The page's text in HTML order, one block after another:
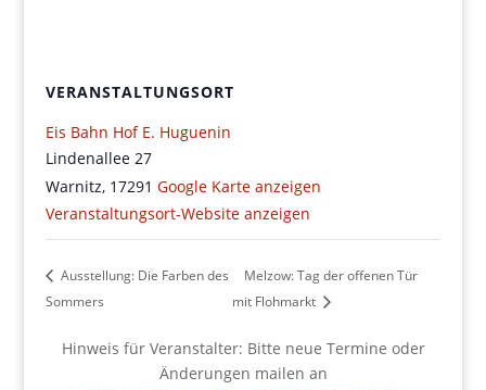
VERANSTALTUNGSORT
Eis Bahn Hof E. Huguenin
Lindenallee 27
Warnitz, 17291 Google Karte anzeigen
Veranstaltungsort-Website anzeigen
Ausstellung: Die Farben des
Sommers
Melzow: Tag der offenen Tür
mit Flohmarkt
Hinweis für Veranstalter: Bitte neue Termine oder
Änderungen mailen an